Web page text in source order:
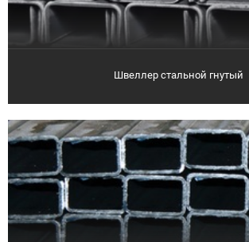
Швеллер стальной гнутый